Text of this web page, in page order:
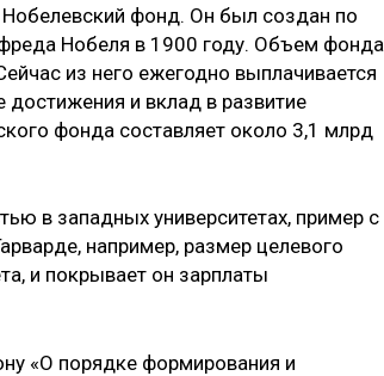
фонд. Он был создан по
Нобеля в 1900 году. Объем фонда
из него ежегодно выплачивается
и вклад в развитие
фонда составляет около 3,1 млрд
в западных университетах, пример с
например, размер целевого
и покрывает он зарплаты
«О порядке формирования и